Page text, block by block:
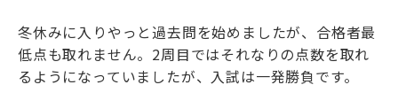
冬休みに入りやっと過去問を始めましたが、合格者最
低点も取れません。2周目ではそれなりの点数を取れ
るようになっていましたが、入試は一発勝負です。